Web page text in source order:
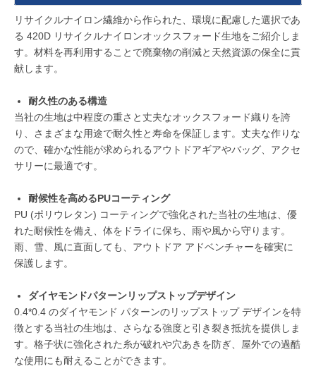
リサイクルナイロン繊維から作られた、環境に配慮した選択であ
る 420D リサイクルナイロンオックスフォード生地をご紹介しま
す。材料を再利用することで廃棄物の削減と天然資源の保全に貢
献します。
耐久性のある構造
当社の生地は中程度の重さと丈夫なオックスフォード織りを誇
り、さまざまな用途で耐久性と寿命を保証します。丈夫な作りな
ので、確かな性能が求められるアウトドアギアやバッグ、アクセ
サリーに最適です。
耐候性を高めるPUコーティング
PU (ポリウレタン) コーティングで強化された当社の生地は、優
れた耐候性を備え、体をドライに保ち、雨や風から守ります。
雨、雪、風に直面しても、アウトドア アドベンチャーを確実に
保護します。
ダイヤモンドパターンリップストップデザイン
0.4*0.4 のダイヤモンド パターンのリップストップ デザインを特
徴とする当社の生地は、さらなる強度と引き裂き抵抗を提供しま
す。格子状に強化された糸が破れや穴あきを防ぎ、屋外での過酷
な使用にも耐えることができます。